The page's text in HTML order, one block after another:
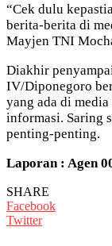
“Cek dulu
berita-berita di
Mayjen TNI
Diakhir
IV/Diponegoro
yang ada di
informasi. Saring
penting-penting.
Laporan : Agen
SHARE
Facebook
Twitter